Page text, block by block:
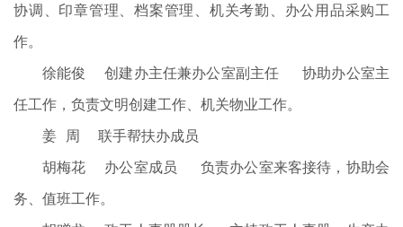
协调、印章管理、档案管理、机关考勤、办公用品采购工
作。
徐能俊 创建办主任兼办公室副主任 协助办公室主
任工作，负责文明创建工作、机关物业工作。
姜 周 联手帮扶办成员
胡梅花 办公室成员 负责办公室来客接待，协助会
务、值班工作。